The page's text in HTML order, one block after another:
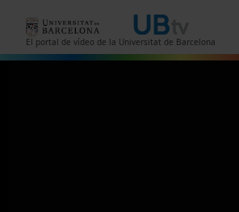
El portal de vídeo de la Universitat de Barcelona